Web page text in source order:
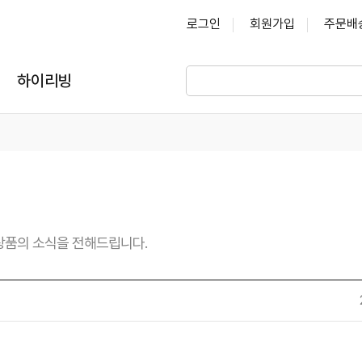
로그인 회원가입 주문배
하이리빙
의 소식을 전해드립니다.